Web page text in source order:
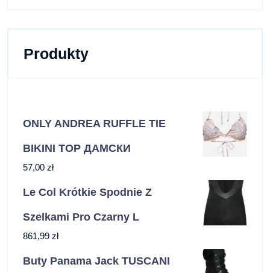
Produkty
ONLY ANDREA RUFFLE TIE
BIKINI TOP ДАМСКИ
57,00 zł
Le Col Krótkie Spodnie Z
Szelkami Pro Czarny L
861,99 zł
Buty Panama Jack TUSCANI